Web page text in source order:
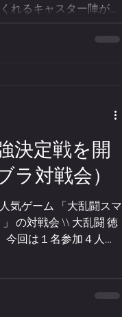
れるキャスター陣が決
ーテレビアナウンサー
いキャラクターと迫力
」 日本eスポーツ協会
を誇り、7年前からプ
「Fron積み」。今なお
。 選手としてだけで
📺 トップレベルの視
ただきます！ このお
！ 当日の白熱バトル
回全国障がい者施設等
日 時：２０２６年
決定戦を開
ラ対戦会）
気ゲーム 「大乱闘スマ
の対戦会 \\ 大乱闘 徳
回は１名参加４人対
込コントローラーの使